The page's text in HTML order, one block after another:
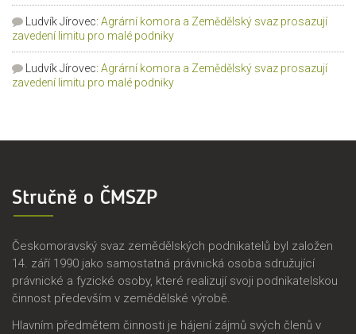
Ludvík Jírovec: Agrární komora a Zemědělský svaz prosazují
zavedení limitu pro malé podniky
Ludvík Jírovec: Agrární komora a Zemědělský svaz prosazují
zavedení limitu pro malé podniky
Stručně o ČMSZP
Českomoravský svaz zemědělských podnikatelů byl založen
14. září 1990 jako samostatná právnická osoba sdružující
právnické a fyzické osoby, které realizují svoji podnikatelskou
činnost především v zemědělské výrobě.
Hlavním předmětem činnosti je hájení zájmů svých členů v